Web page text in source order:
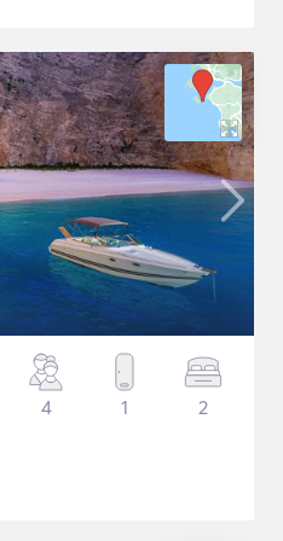
4 1 2